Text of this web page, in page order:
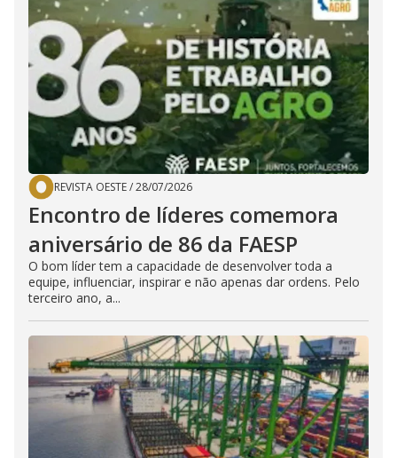
REVISTA OESTE/28/07/2026
Encontro de líderes comemora
aniversário de 86 da FAESP
O bom líder tem a capacidade de desenvolver toda a
equipe, influenciar, inspirar e não apenas dar ordens. Pelo
terceiro ano, a...